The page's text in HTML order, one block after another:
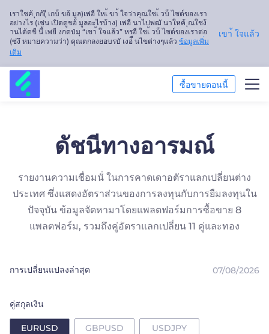
เราใชค้ ุกก้(ี เกบ็ ขอ้ มูล)เพ่อื ใหเ้ ขา้ ใจว่าคุณใชเ้ วบ็ ไซต์ของเรา
อย่างไร (เช่น เปิดดูขอ้ มูลอะไรบ้าง) เพ่อื นาไปพฒั นาใหค้ ุณใชง้
านได้ดขี นึ้ เพยี งกดป่มุ “เขา้ ใจแล้ว” หรอื ใชเ้ วบ็ ไซต์ของเราต่อ
(ซ่งึ หมายความว่า) คุณตกลงยอบรบั เงอ่ื นไขต่างๆแล้ว ข้อมูลเพิ่ม
เติม
เขา้ ใจแล้ว
ซื้อขายตอนนี้
แพลตฟอร์ม
การวิเคราะห์ตลาด
การศึกษา
ไทย
ดัชนีทางอารมณ์
รายงานความเชื่อมนั่ ในการคาดเดาอตัราแลกเปลี่ยนต่าง
ประเทศ ซึ่งแสดงอัตราส่วนของการลงทุนกับการยืมลงทุนใน
ปัจจุบัน ข้อมูลจัดหามาโดยแพลตฟอร์มการซื้อขาย 8
แพลตฟอร์ม, รวมถึงคู่อัตราแลกเปลี่ยน 11 คู่และทอง
การเปลี่ยนแปลงล่าสุด 07/08/2026
คู่สกุลเงิน
EURUSD GBPUSD USDJPY